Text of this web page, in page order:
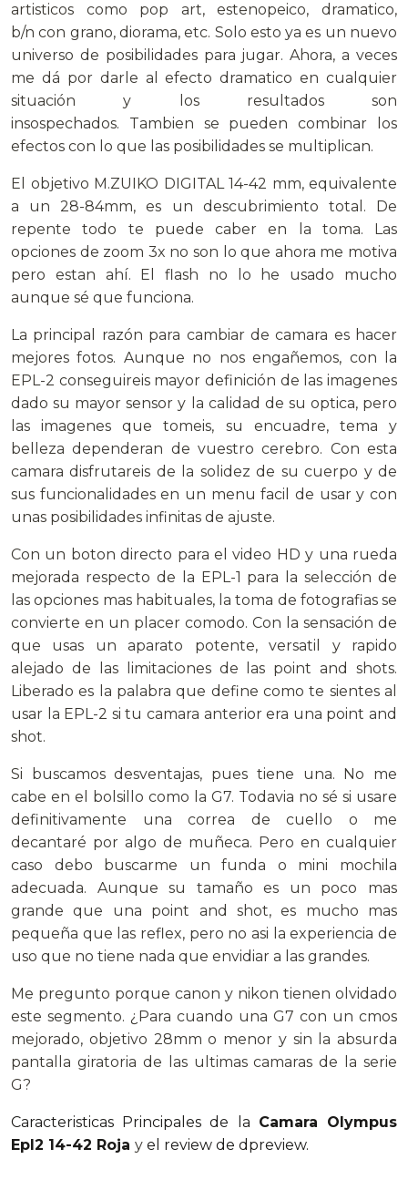
artisticos como pop art, estenopeico, dramatico,
b/n con grano, diorama, etc. Solo esto ya es un nuevo
universo de posibilidades para jugar. Ahora, a veces
me dá por darle al efecto dramatico en cualquier
situación y los resultados son
insospechados. Tambien se pueden combinar los
efectos con lo que las posibilidades se multiplican.
El objetivo M.ZUIKO DIGITAL 14-42 mm, equivalente
a un 28-84mm, es un descubrimiento total. De
repente todo te puede caber en la toma. Las
opciones de zoom 3x no son lo que ahora me motiva
pero estan ahí. El flash no lo he usado mucho
aunque sé que funciona.
La principal razón para cambiar de camara es hacer
mejores fotos. Aunque no nos engañemos, con la
EPL-2 conseguireis mayor definición de las imagenes
dado su mayor sensor y la calidad de su optica, pero
las imagenes que tomeis, su encuadre, tema y
belleza dependeran de vuestro cerebro. Con esta
camara disfrutareis de la solidez de su cuerpo y de
sus funcionalidades en un menu facil de usar y con
unas posibilidades infinitas de ajuste.
Con un boton directo para el video HD y una rueda
mejorada respecto de la EPL-1 para la selección de
las opciones mas habituales, la toma de fotografias se
convierte en un placer comodo. Con la sensación de
que usas un aparato potente, versatil y rapido
alejado de las limitaciones de las point and shots.
Liberado es la palabra que define como te sientes al
usar la EPL-2 si tu camara anterior era una point and
shot.
Si buscamos desventajas, pues tiene una. No me
cabe en el bolsillo como la G7. Todavia no sé si usare
definitivamente una correa de cuello o me
decantaré por algo de muñeca. Pero en cualquier
caso debo buscarme un funda o mini mochila
adecuada. Aunque su tamaño es un poco mas
grande que una point and shot, es mucho mas
pequeña que las reflex, pero no asi la experiencia de
uso que no tiene nada que envidiar a las grandes.
Me pregunto porque canon y nikon tienen olvidado
este segmento. ¿Para cuando una G7 con un cmos
mejorado, objetivo 28mm o menor y sin la absurda
pantalla giratoria de las ultimas camaras de la serie
G?
Caracteristicas Principales de la Camara Olympus
Epl2 14-42 Roja y el review de dpreview.